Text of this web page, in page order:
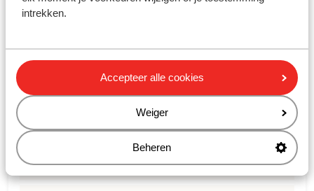
intrekken.
Accepteer alle cookies
Weiger
Beheren
Ga naar
Wintersportvakanties